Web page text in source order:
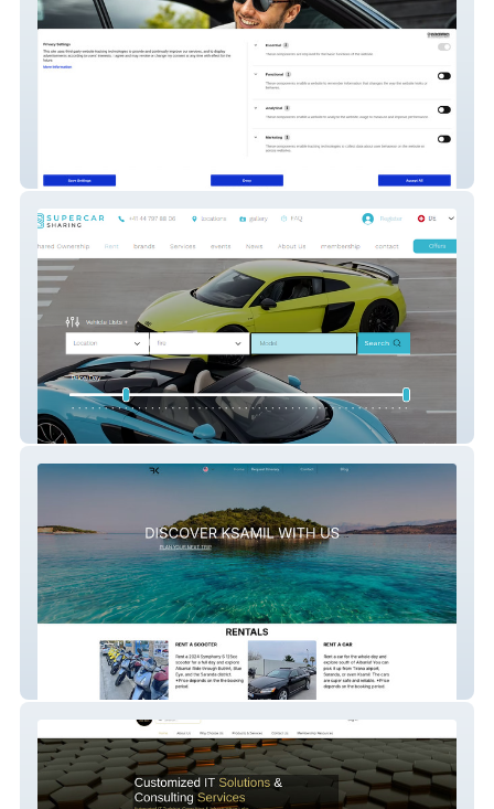
Roc Talent Agency
Supercar Sharing
Book Ksamil